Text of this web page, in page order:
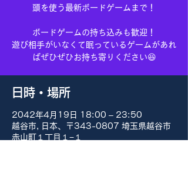
頭を使う最新ボードゲームまで！
ボードゲームの持ち込みも歓迎！
遊び相手がいなくて眠っているゲームがあれ
ばぜひぜひお持ち寄りください😆
日時・場所
2042年4月19日 18:00 – 23:50
越谷市, 日本、〒343-0807 埼玉県越谷市
赤山町１丁目１−１